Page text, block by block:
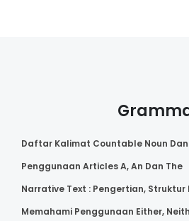
Daftar Kalimat Countable Noun
Penggunaan Articles A, An Dan The
Narrative Text : Pengertian,
Memahami Penggunaan Either,